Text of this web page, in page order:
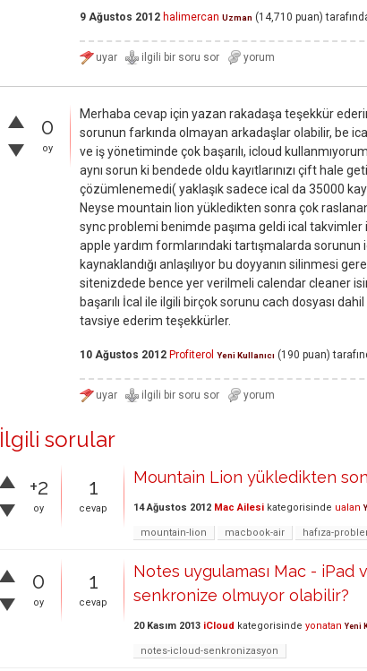
9 Ağustos 2012 halimercan Uzman (14,710 puan)
0
oy
Merhaba cevap için yazan rakadaşa teşekkür
sorunun farkında olmayan arkadaşlar olabilir, be
ve iş yönetiminde çok başarılı, icloud
aynı sorun ki bendede oldu kayıtlarınızı çift hale
çözümlenemedi( yaklaşık sadece ical da 35000
Neyse mountain lion yükledikten sonra çok
sync problemi benimde paşıma geldi ical
apple yardım formlarındaki tartışmalarda sorunun
kaynaklandığı anlaşılıyor bu doyyanın silinmesi
sitenizdede bence yer verilmeli calendar cleaner
başarılı İcal ile ilgili birçok sorunu cach dosyası
tavsiye ederim teşekkürler.
10 Ağustos 2012 Profiterol Yeni Kullanıcı (190 puan)
İlgili sorular
+2
oy
1
cevap
Mountain Lion yükledikten
14 Ağustos 2012 Mac Ailesi kategorisinde ualan
mountain-lion macbook-air hafıza-
0
oy
1
cevap
Notes uygulaması Mac - iPad
senkronize olmuyor olabilir?
20 Kasım 2013 iCloud kategorisinde yonatan Yeni
notes-icloud-senkronizasyon